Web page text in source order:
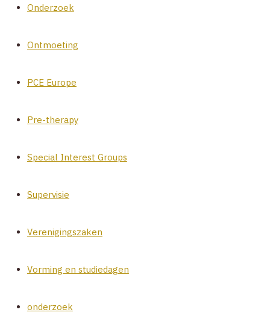
Onderzoek
Ontmoeting
PCE Europe
Pre-therapy
Special Interest Groups
Supervisie
Verenigingszaken
Vorming en studiedagen
onderzoek